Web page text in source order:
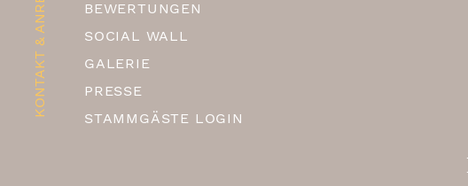
KONTAKT & ANREISE
BEWERTUNGEN
SOCIAL WALL
GALERIE
PRESSE
STAMMGÄSTE LOGIN